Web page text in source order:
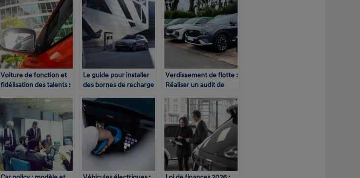
Voiture de fonction et
fidélisation des talents :
complexes…
Le guide pour installer
des bornes de recharge
Verdissement de flotte :
Réaliser un audit de